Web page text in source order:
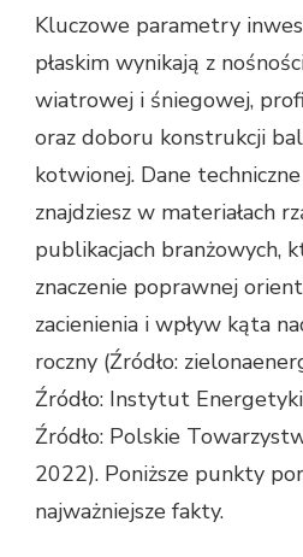
Kluczowe parametry
płaskim wynikają z
wiatrowej i śniegowej,
oraz doboru konstrukcji
kotwionej. Dane
znajdziesz w materiałach
publikacjach branżowych,
znaczenie poprawnej
zacienienia i wpływ kąta
roczny (Źródło:
Źródło: Instytut
Źródło: Polskie
2022). Poniższe punkty
najważniejsze fakty.